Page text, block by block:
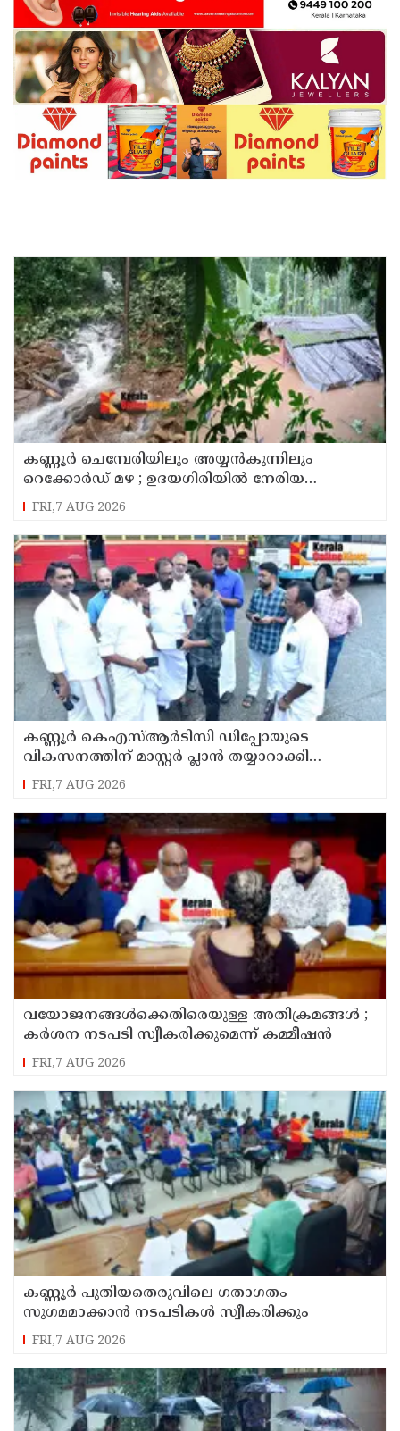
കണ്ണൂർ ചെമ്പേരിയിലും അയ്യൻകുന്നിലും
റെക്കോർഡ് മഴ ; ഉദയഗിരിയിൽ നേരിയ
ഉരുൾപൊട്ടൽ; 13 പേരെ ക്യാമ്പിലേക്ക് മാറ്റി
FRI,7 AUG 2026
കണ്ണൂർ കെഎസ്ആർടിസി ഡിപ്പോയുടെ
വികസനത്തിന് മാസ്റ്റർ പ്ലാൻ തയ്യാറാക്കി
സമർപ്പിക്കും : ടി ഒ മോഹനൻ എം എൽ എ
FRI,7 AUG 2026
വയോജനങ്ങൾക്കെതിരെയുള്ള അതിക്രമങ്ങൾ ;
കർശന നടപടി സ്വീകരിക്കുമെന്ന് കമ്മീഷൻ
FRI,7 AUG 2026
കണ്ണൂർ പുതിയതെരുവിലെ ഗതാഗതം
സുഗമമാക്കാന്‍ നടപടികള്‍ സ്വീകരിക്കും
FRI,7 AUG 2026